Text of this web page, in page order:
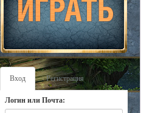
Вход Регистрация
Логин или Почта: